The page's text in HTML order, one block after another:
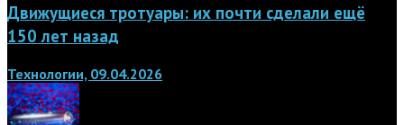
Движущиеся тротуары: их почти сделали ещё
150 лет назад
Технологии, 09.04.2026